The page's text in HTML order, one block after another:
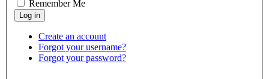
Remember Me
Create an account
Forgot your username?
Forgot your password?